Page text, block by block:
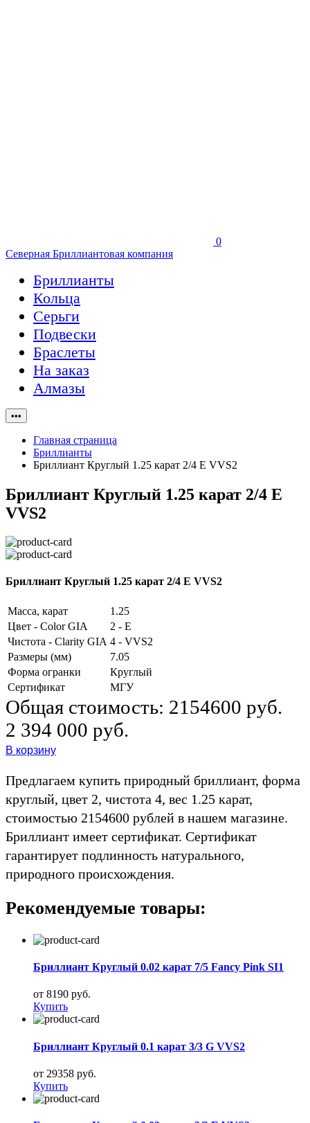
0
Северная Бриллиантовая компания
Бриллианты
Кольца
Серьги
Подвески
Браслеты
На заказ
Алмазы
•••
Главная страница
Бриллианты
Бриллиант Круглый 1.25 карат 2/4 E VVS2
Бриллиант Круглый 1.25 карат 2/4 E
VVS2
Бриллиант Круглый 1.25 карат 2/4 E VVS2
Масса, карат
1.25
Цвет - Color GIA
2 - E
Чистота - Clarity GIA 4 - VVS2
Размеры (мм)
7.05
Форма огранки
Круглый
Сертификат
МГУ
Общая стоимость: 2154600 руб.
2 394 000 руб.
В корзину
Предлагаем купить природный бриллиант, форма
круглый, цвет 2, чистота 4, вес 1.25 карат,
стоимостью 2154600 рублей в нашем магазине.
Бриллиант имеет сертификат. Сертификат
гарантирует подлинность натурального,
природного происхождения.
Рекомендуемые товары:
Бриллиант Круглый 0.02 карат 7/5 Fancy Pink SI1
от 8190 руб.
Купить
Бриллиант Круглый 0.1 карат 3/3 G VVS2
от 29358 руб.
Купить